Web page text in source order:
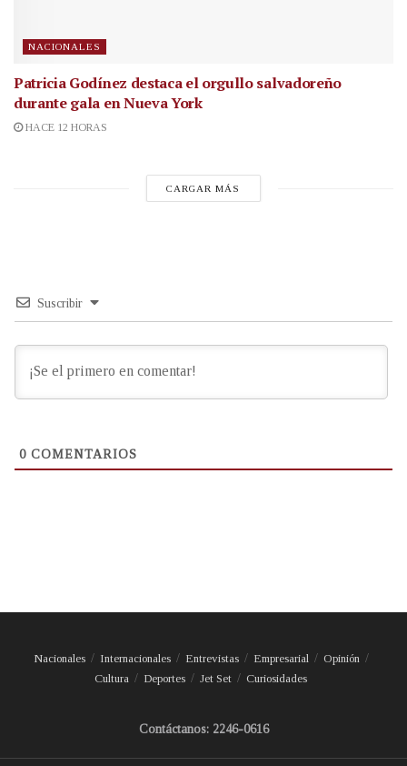
NACIONALES
Patricia Godínez destaca el orgullo salvadoreño
durante gala en Nueva York
HACE 12 HORAS
CARGAR MÁS
Suscribir
0 COMENTARIOS
Nacionales Internacionales Entrevistas Empresarial
Opinión
Cultura
Deportes Jet Set Curiosidades
Contáctanos: 2246-0616